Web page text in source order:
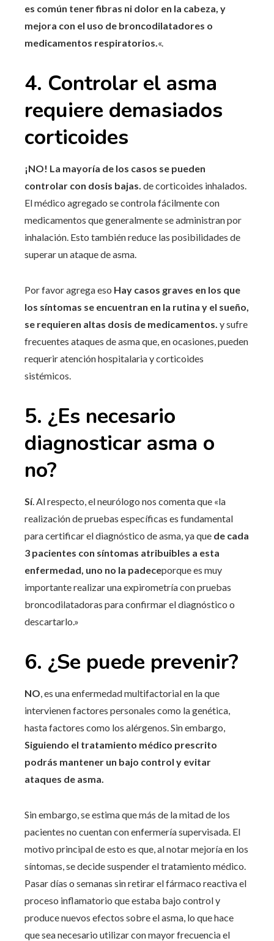
es común tener fibras ni dolor en la cabeza, y
mejora con el uso de broncodilatadores o
medicamentos respiratorios.«.
4. Controlar el asma
requiere demasiados
corticoides
¡NO! La mayoría de los casos se pueden
controlar con dosis bajas. de corticoides inhalados.
El médico agregado se controla fácilmente con
medicamentos que generalmente se administran por
inhalación. Esto también reduce las posibilidades de
superar un ataque de asma.
Por favor agrega eso Hay casos graves en los que
los síntomas se encuentran en la rutina y el sueño,
se requieren altas dosis de medicamentos. y sufre
frecuentes ataques de asma que, en ocasiones, pueden
requerir atención hospitalaria y corticoides
sistémicos.
5. ¿Es necesario
diagnosticar asma o
no?
Sí. Al respecto, el neurólogo nos comenta que «la
realización de pruebas específicas es fundamental
para certificar el diagnóstico de asma, ya que de cada
3 pacientes con síntomas atribuibles a esta
enfermedad, uno no la padeceporque es muy
importante realizar una expirometría con pruebas
broncodilatadoras para confirmar el diagnóstico o
descartarlo.»
6. ¿Se puede prevenir?
NO, es una enfermedad multifactorial en la que
intervienen factores personales como la genética,
hasta factores como los alérgenos. Sin embargo,
Siguiendo el tratamiento médico prescrito
podrás mantener un bajo control y evitar
ataques de asma.
Sin embargo, se estima que más de la mitad de los
pacientes no cuentan con enfermería supervisada. El
motivo principal de esto es que, al notar mejoría en los
síntomas, se decide suspender el tratamiento médico.
Pasar días o semanas sin retirar el fármaco reactiva el
proceso inflamatorio que estaba bajo control y
produce nuevos efectos sobre el asma, lo que hace
que sea necesario utilizar con mayor frecuencia el